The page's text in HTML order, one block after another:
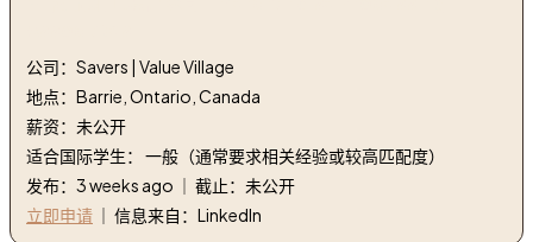
公司：Savers | Value Village
地点：Barrie, Ontario, Canada
薪资：未公开
适合国际学生： 一般（通常要求相关经验或较高匹配度）
发布：3 weeks ago ｜ 截止：未公开
立即申请 ｜ 信息来自：LinkedIn